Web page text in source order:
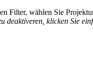
Filter, wählen Sie
deaktiveren, klicken Sie